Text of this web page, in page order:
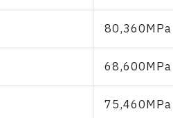
80,360MPa
68,600MPa
75,460MPa